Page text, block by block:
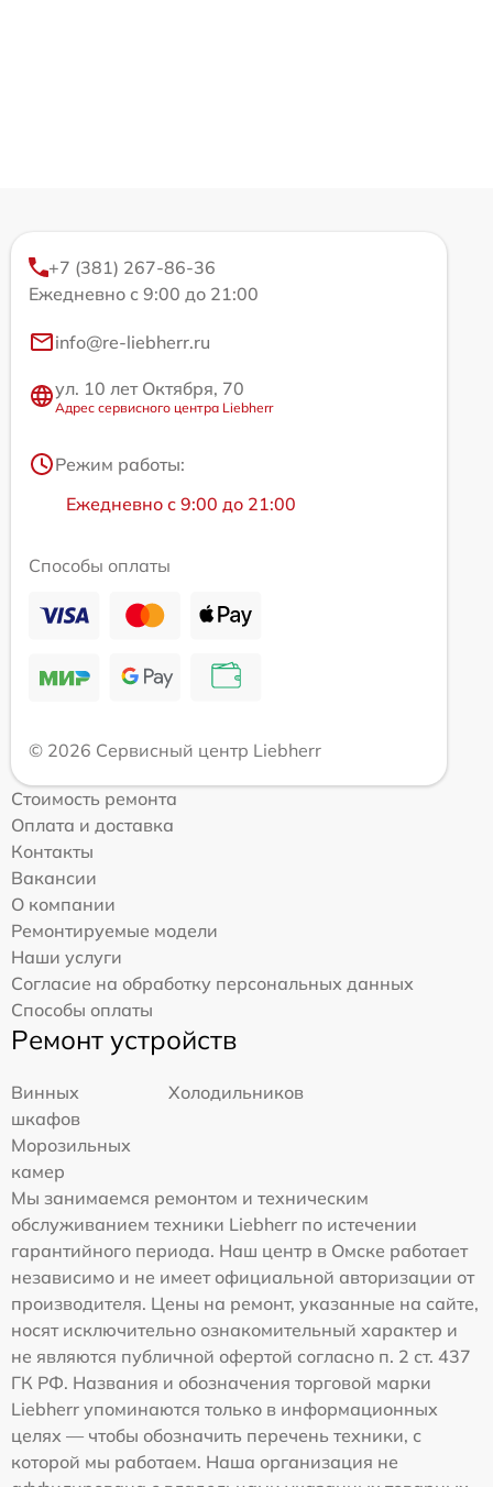
+7 (381) 267-86-36
Ежедневно с 9:00 до 21:00
info@re-liebherr.ru
ул. 10 лет Октября, 70
Адрес сервисного центра Liebherr
Режим работы:
Ежедневно с 9:00 до 21:00
Способы оплаты
© 2026 Сервисный центр Liebherr
Стоимость ремонта
Оплата и доставка
Контакты
Вакансии
О компании
Ремонтируемые модели
Наши услуги
Согласие на обработку персональных данных
Способы оплаты
Ремонт устройств
Винных
шкафов
Холодильников
Морозильных
камер
Мы занимаемся ремонтом и техническим
обслуживанием техники Liebherr по истечении
гарантийного периода. Наш центр в Омске работает
независимо и не имеет официальной авторизации от
производителя. Цены на ремонт, указанные на сайте,
носят исключительно ознакомительный характер и
не являются публичной офертой согласно п. 2 ст. 437
ГК РФ. Названия и обозначения торговой марки
Liebherr упоминаются только в информационных
целях — чтобы обозначить перечень техники, с
которой мы работаем. Наша организация не